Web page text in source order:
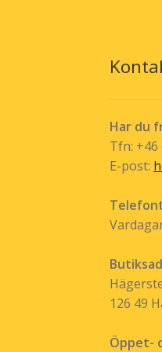
Har du
Tfn: +46
E-post:
126 49
Öppet-